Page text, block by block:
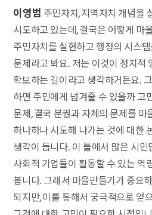
이영범 주민자치, 지역자치 개념을
시도하고 있는데, 결국은 어떻게 마
주민자치를 실현하고 행정의 시스
문제라고 봐요. 저는 이것이 정치적
확보하는 길이라고 생각하거든요.
하면 주민에게 넘겨줄 수 있을까 고
문제, 결국 분권과 자체의 문제를 마
하나하나 시도해 나가는 것에 대한
생각이 듭니다. 이 틀에서 많은 시민
사회적 기업들이 활동할 수 있는 역
봅니다. 그래서 마을만들기가 중요
되지만, 이를 통해서 궁극적으로 얻